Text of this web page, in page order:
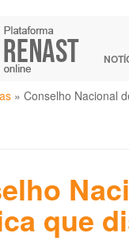
» Conselho Nacional
que